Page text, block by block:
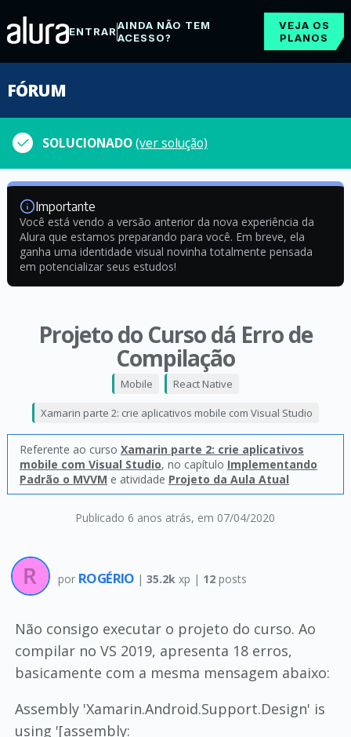
ENTRARAINDA NÃO TEM
ACESSO?
VEJA OS
PLANOS
FÓRUM
SOLUCIONADO(ver solução)
Importante
Você está vendo a versão anterior da nova experiência da
Alura que estamos preparando para você. Em breve, ela
ganha uma identidade visual novinha totalmente pensada
em potencializar seus estudos!
Projeto do Curso dá Erro de
Compilação
Publicado 6 anos atrás, em 07/04/2020
Mobile React Native
Xamarin parte 2: crie aplicativos mobile com Visual Studio
Referente ao curso Xamarin parte 2: crie aplicativos
mobile com Visual Studio, no capítulo Implementando
Padrão o MVVM e atividade Projeto da Aula Atual
por ROGÉRIO |35.2k xp | 12 posts
Não consigo executar o projeto do curso. Ao
compilar no VS 2019, apresenta 18 erros,
basicamente com a mesma mensagem abaixo:
Assembly 'Xamarin.Android.Support.Design' is
using '[assembly: